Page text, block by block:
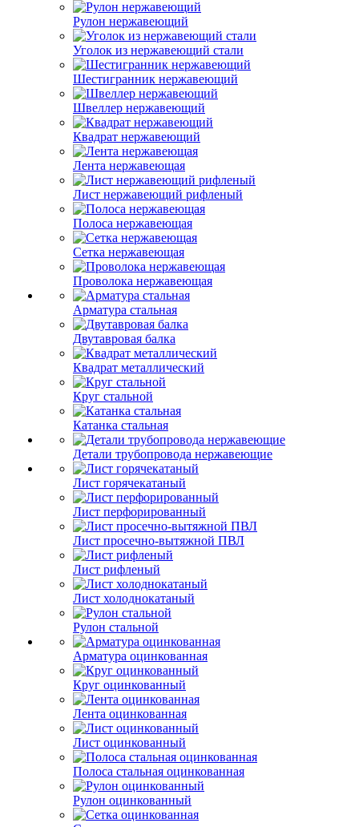
Рулон нержавеющий
Уголок из нержавеющий стали
Шестигранник нержавеющий
Швеллер нержавеющий
Квадрат нержавеющий
Лента нержавеющая
Лист нержавеющий рифленый
Полоса нержавеющая
Сетка нержавеющая
Проволока нержавеющая
Арматура стальная
Двутавровая балка
Квадрат металлический
Круг стальной
Катанка стальная
Детали трубопровода нержавеющие
Лист горячекатаный
Лист перфорированный
Лист просечно-вытяжной ПВЛ
Лист рифленый
Лист холоднокатаный
Рулон стальной
Арматура оцинкованная
Круг оцинкованный
Лента оцинкованная
Лист оцинкованный
Полоса стальная оцинкованная
Рулон оцинкованный